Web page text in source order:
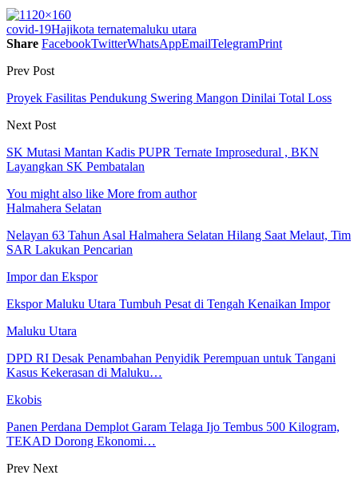
covid-19Hajikota ternatemaluku utara
Share FacebookTwitterWhatsAppEmailTelegramPrint
Prev Post
Proyek Fasilitas Pendukung Swering Mangon Dinilai Total Loss
Next Post
SK Mutasi Mantan Kadis PUPR Ternate Improsedural , BKN
Layangkan SK Pembatalan
You might also like More from author
Halmahera Selatan
Nelayan 63 Tahun Asal Halmahera Selatan Hilang Saat Melaut, Tim
SAR Lakukan Pencarian
Impor dan Ekspor
Ekspor Maluku Utara Tumbuh Pesat di Tengah Kenaikan Impor
Maluku Utara
DPD RI Desak Penambahan Penyidik Perempuan untuk Tangani
Kasus Kekerasan di Maluku…
Ekobis
Panen Perdana Demplot Garam Telaga Ijo Tembus 500 Kilogram,
TEKAD Dorong Ekonomi…
Prev Next